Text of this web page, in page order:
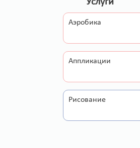
Услуги
Аэробика
Аппликации
Рисование